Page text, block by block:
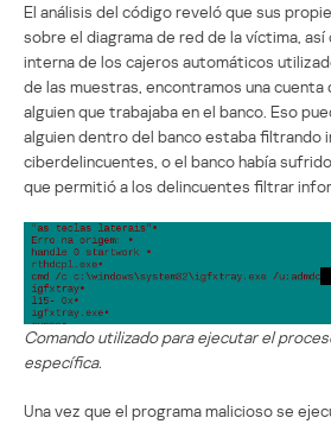
El análisis del código reveló que sus
sobre el diagrama de red de la víctima,
interna de los cajeros automáticos
de las muestras, encontramos una cuenta
alguien que trabajaba en el banco. Eso
alguien dentro del banco estaba filtrando
ciberdelincuentes, o el banco había
que permitió a los delincuentes filtrar
Comando utilizado para ejecutar el
específica.
Una vez que el programa malicioso se